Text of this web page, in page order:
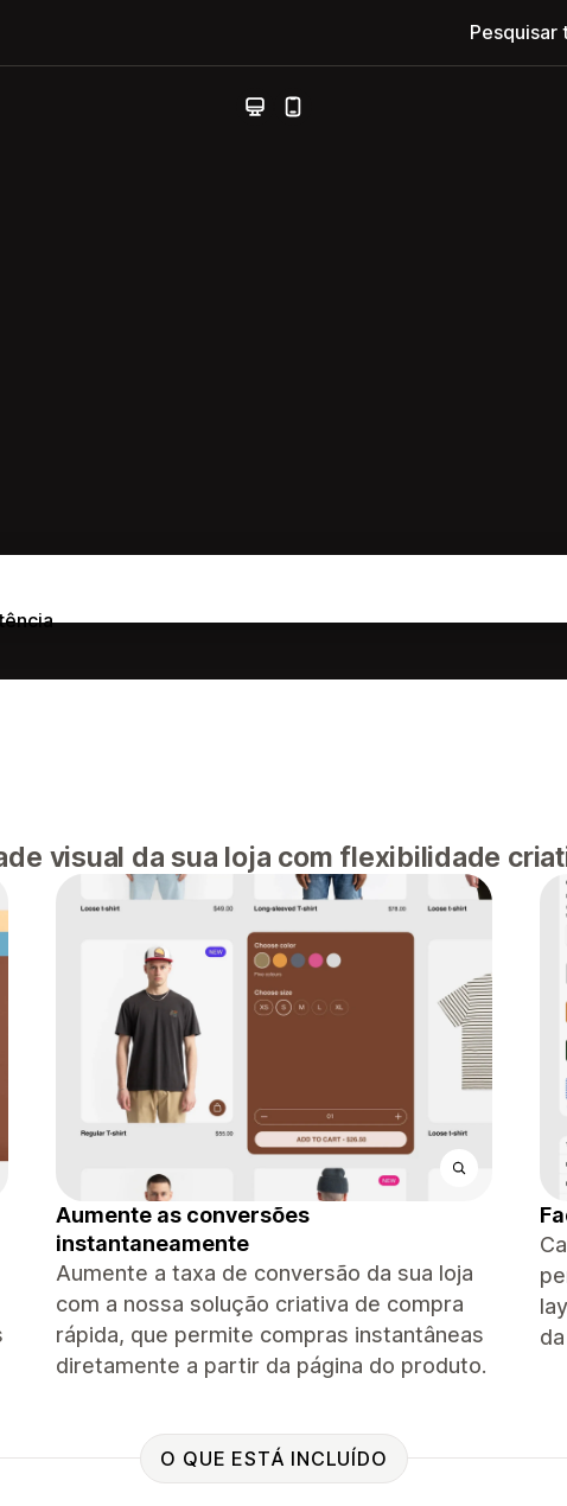
Pesquisar
visual da sua loja com flexibilidade
Aumente as conversões
instantaneamente
Aumente a taxa de conversão da sua loja
com a nossa solução criativa de compra
rápida, que permite compras instantâneas
diretamente a partir da página do produto.
O QUE ESTÁ INCLUÍDO